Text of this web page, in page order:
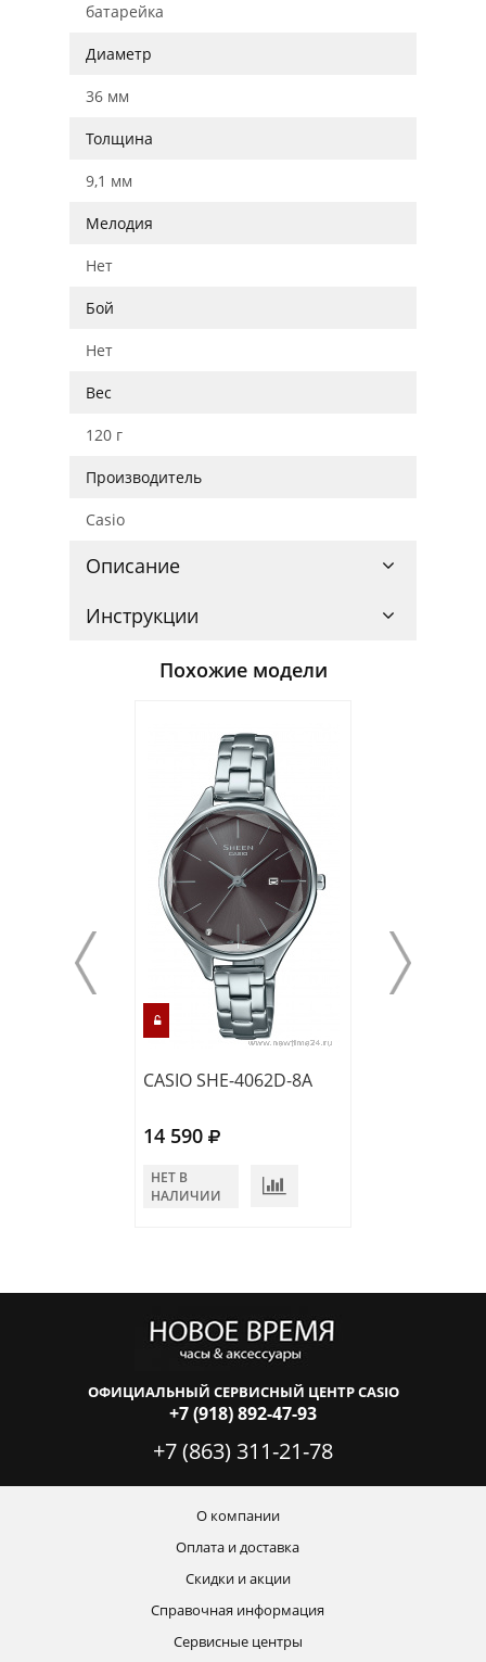
батарейка
Диаметр
36 мм
Толщина
9,1 мм
Мелодия
Нет
Бой
Нет
Вес
120 г
Производитель
Casio
Описание
Инструкции
Похожие модели
CASIO SHE-4062D-8A
14 590
НЕТ В
НАЛИЧИИ
ОФИЦИАЛЬНЫЙ СЕРВИСНЫЙ ЦЕНТР CASIO
+7 (918) 892-47-93
+7 (863) 311-21-78
О компании
Оплата и доставка
Скидки и акции
Справочная информация
Сервисные центры